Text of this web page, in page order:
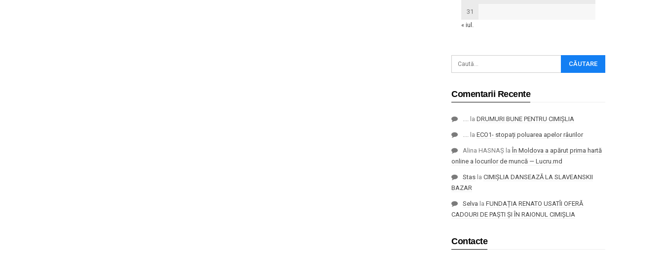
31
« iul.
Comentarii Recente
la DRUMURI BUNE PENTRU CIMIȘLIA
la ECO1- stopați poluarea apelor râurilor
Alina HASNAȘ la În Moldova a apărut prima hartă
online a locurilor de muncă — Lucru.md
Stas la CIMIȘLIA DANSEAZĂ LA SLAVEANSKII
BAZAR
Selva la FUNDAȚIA RENATO USATÎI OFERĂ
CADOURI DE PAȘTI ȘI ÎN RAIONUL CIMIȘLIA
Contacte